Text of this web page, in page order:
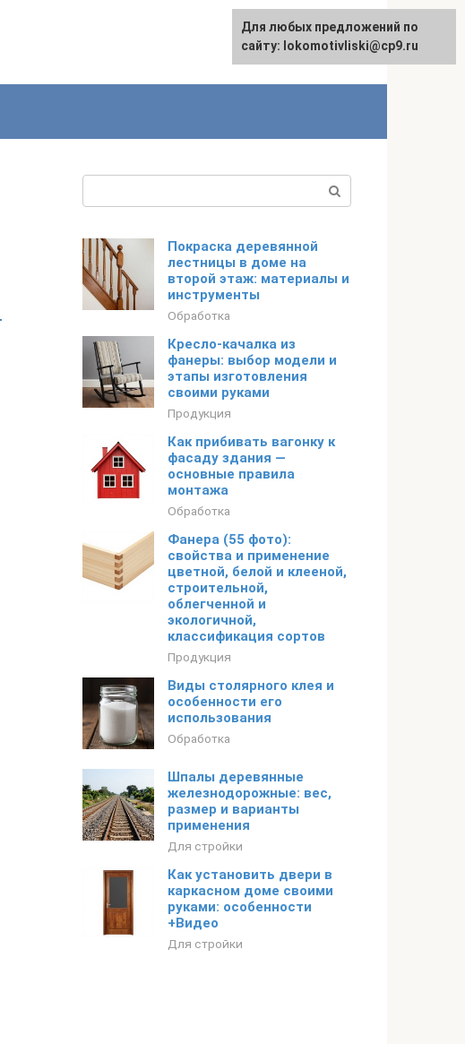
English
Покраска деревянной
лестницы в доме на
второй этаж: материалы и
инструменты
Обработка
Кресло-качалка из
фанеры: выбор модели и
этапы изготовления
своими руками
Продукция
Как прибивать вагонку к
фасаду здания —
основные правила
монтажа
Обработка
Фанера (55 фото):
свойства и применение
цветной, белой и клееной,
строительной,
облегченной и
экологичной,
классификация сортов
Продукция
Виды столярного клея и
особенности его
использования
Обработка
Шпалы деревянные
железнодорожные: вес,
размер и варианты
применения
Для стройки
Как установить двери в
каркасном доме своими
руками: особенности
+Видео
Для стройки
Для любых предложений по
сайту: lokomotivliski@cp9.ru